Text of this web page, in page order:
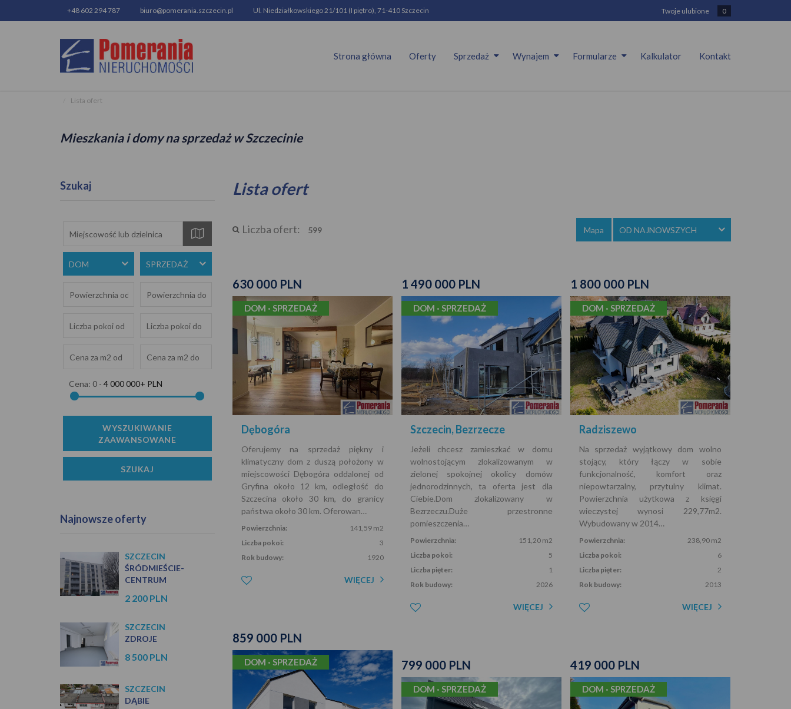
+48 602 294 787 biuro@pomerania.szczecin.pl Ul. Niedziałkowskiego 21/101 (I piętro), 71-410 Szczecin Twoje ulubione 0
Strona główna Oferty Sprzedaż Wynajem Formularze Kalkulator Kontakt
Lista ofert
Mieszkania i domy na sprzedaż w Szczecinie
Szukaj
DOM SPRZEDAŻ
Cena: 0 - 4 000 000+ PLN
Najnowsze oferty
SZCZECIN
ŚRÓDMIEŚCIE-
CENTRUM
2 200 PLN
SZCZECIN
ZDROJE
8 500 PLN
SZCZECIN
DĄBIE
Lista ofert
Liczba ofert: 599 Mapa OD NAJNOWSZYCH
630 000 PLN
DOM · SPRZEDAŻ
Dębogóra
Oferujemy na sprzedaż piękny i
klimatyczny dom z duszą położony w
miejscowości Dębogóra oddalonej od
Gryfina około 12 km, odległość do
Szczecina około 30 km, do granicy
państwa około 30 km. Oferowan…
Powierzchnia:
141,59 m2
Liczba pokoi:
3
Rok budowy:
1920
WIĘCEJ
1 490 000 PLN
DOM · SPRZEDAŻ
Szczecin, Bezrzecze
Jeżeli chcesz zamieszkać w domu
wolnostojącym zlokalizowanym w
zielonej spokojnej okolicy domów
jednorodzinnych, ta oferta jest dla
Ciebie.Dom zlokalizowany w
Bezrzeczu.Duże przestronne
pomieszczenia…
Powierzchnia:
151,20 m2
Liczba pokoi:
5
Liczba pięter:
1
Rok budowy:
2026
WIĘCEJ
1 800 000 PLN
DOM · SPRZEDAŻ
Radziszewo
Na sprzedaż wyjątkowy dom wolno
stojący, który łączy w sobie
funkcjonalność, komfort oraz
niepowtarzalny, przytulny klimat.
Powierzchnia użytkowa z księgi
wieczystej wynosi 229,77m2.
Wybudowany w 2014…
Powierzchnia:
238,90 m2
Liczba pokoi:
6
Liczba pięter:
2
Rok budowy:
2013
WIĘCEJ
859 000 PLN
DOM · SPRZEDAŻ 799 000 PLN
DOM · SPRZEDAŻ
419 000 PLN
DOM · SPRZEDAŻ